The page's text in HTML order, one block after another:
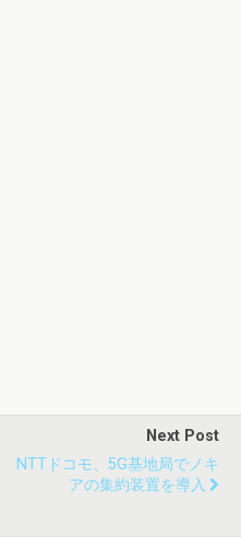
Next Post
NTTドコモ、5G基地局でノキ
アの集約装置を導入